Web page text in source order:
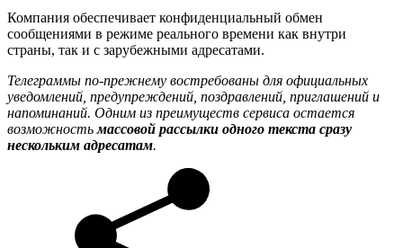
Компания обеспечивает конфиденциальный обмен
сообщениями в режиме реального времени как внутри
страны, так и с зарубежными адресатами.
Телеграммы по-прежнему востребованы для официальных
уведомлений, предупреждений, поздравлений, приглашений и
напоминаний. Одним из преимуществ сервиса остается
возможностьмассовой рассылки одного текста сразу
нескольким адресатам.